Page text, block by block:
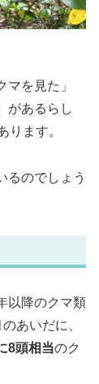
を見た」
があるらし
ります。
るのでしょう
以降のクマ類
あいだに、
8頭相当のク